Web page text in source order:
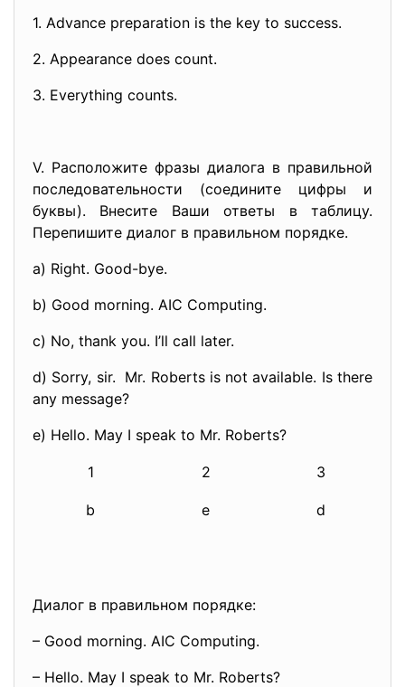
1. Advance preparation is the key to success.
2. Appearance does count.
3. Everything counts.
V. Расположите фразы диалога в правильной
последовательности (соедините цифры и
буквы). Внесите Ваши ответы в таблицу.
Перепишите диалог в правильном порядке.
a) Right. Good-bye.
b) Good morning. AIC Computing.
c) No, thank you. I’ll call later.
d) Sorry, sir. Mr. Roberts is not available. Is there
any message?
e) Hello. May I speak to Mr. Roberts?
1 2 3
b e d
Диалог в правильном порядке:
– Good morning. AIC Computing.
– Hello. May I speak to Mr. Roberts?